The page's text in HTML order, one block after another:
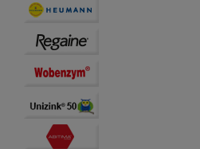
können, den Inhalt
auch die Werbung auf
für Sie zu gestalten.
Daten hierfür teilweise an
soziale Medien